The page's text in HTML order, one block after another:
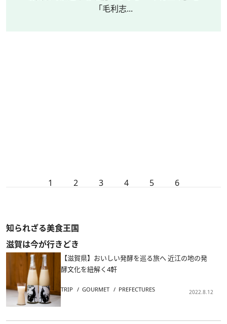
「毛利志...
1 2 3 4 5 6
知られざる美食王国
滋賀は今が行きどき
【滋賀県】おいしい発酵を巡る旅へ 近江の地の発
酵文化を紐解く4軒
TRIP GOURMET PREFECTURES 2022.8.12